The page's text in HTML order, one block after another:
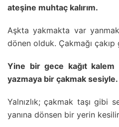
ateşine muhtaç kalırım.
Aşkta yakmakta var
dönen olduk. Çakmağı çakıp
Yine bir gece kağıt kalem
yazmaya bir çakmak sesiyle.
Yalnızlık; çakmak taşı gibi
yanına dönsen bir yerin